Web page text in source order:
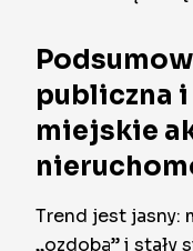
publiczna
miejskie
Trend jest jasny:
„ozdobą” i stały